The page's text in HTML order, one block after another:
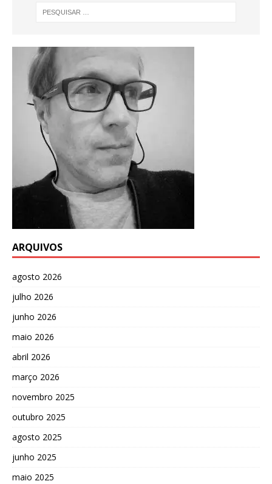
ARQUIVOS
agosto 2026
julho 2026
junho 2026
maio 2026
abril 2026
março 2026
novembro 2025
outubro 2025
agosto 2025
junho 2025
maio 2025